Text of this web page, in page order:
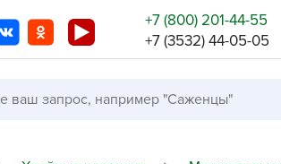
+7 (800) 201-44-55
+7 (3532) 44-05-05